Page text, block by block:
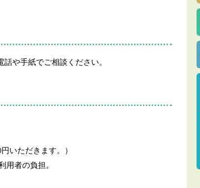
や手紙でご相談ください。
いただきます。）
用者の負担。